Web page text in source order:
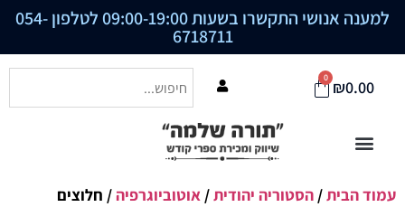
למענה אנושי התקשרו בשעות 09:00-19:00 לטלפון 054-
6718711
₪0.00
0
עמוד הבית/ הסטוריה יהודית/ אוטוביוגרפיה/ חלוצים